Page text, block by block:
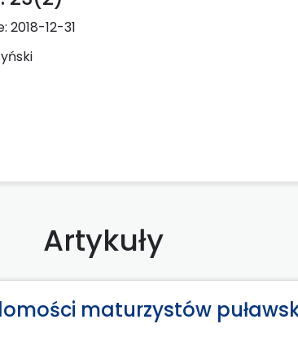
2018-12-31
Artykuły
maturzystów